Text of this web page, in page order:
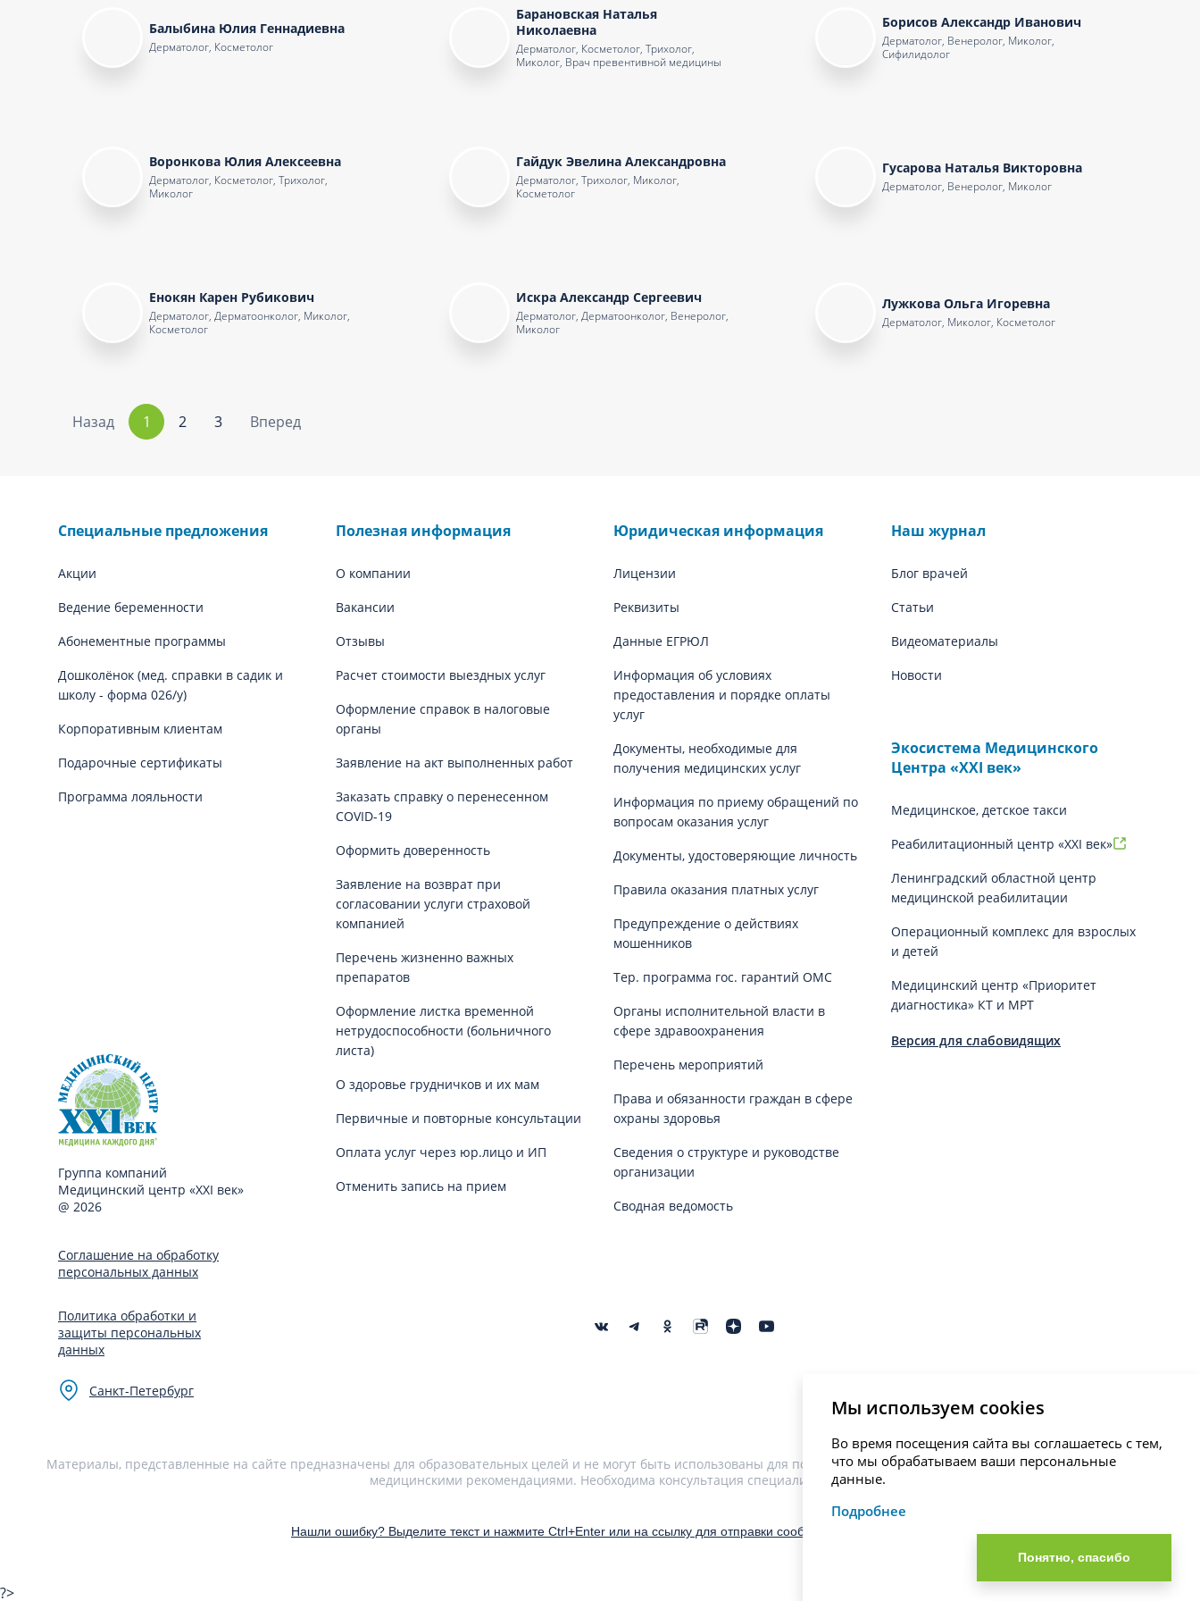
Балыбина Юлия Геннадиевна
Дерматолог, Косметолог
Барановская Наталья
Николаевна
Дерматолог, Косметолог, Трихолог,
Миколог, Врач превентивной медицины
Борисов Александр Иванович
Дерматолог, Венеролог, Миколог,
Сифилидолог
Воронкова Юлия Алексеевна
Дерматолог, Косметолог, Трихолог,
Миколог
Гайдук Эвелина Александровна
Дерматолог, Трихолог, Миколог,
Косметолог
Гусарова Наталья Викторовна
Дерматолог, Венеролог, Миколог
Енокян Карен Рубикович
Дерматолог, Дерматоонколог, Миколог,
Косметолог
Искра Александр Сергеевич
Дерматолог, Дерматоонколог, Венеролог,
Миколог
Лужкова Ольга Игоревна
Дерматолог, Миколог, Косметолог
Назад 1 2 3 Вперед
Специальные предложения
Акции
Ведение беременности
Абонементные программы
Дошколёнок (мед. справки в садик и
школу - форма 026/у)
Корпоративным клиентам
Подарочные сертификаты
Программа лояльности
Группа компаний
Медицинский центр «XXI век»
@ 2026
Полезная информация
О компании
Вакансии
Отзывы
Расчет стоимости выездных услуг
Оформление справок в налоговые
органы
Заявление на акт выполненных работ
Заказать справку о перенесенном
COVID-19
Оформить доверенность
Заявление на возврат при
согласовании услуги страховой
компанией
Перечень жизненно важных
препаратов
Оформление листка временной
нетрудоспособности (больничного
листа)
О здоровье грудничков и их мам
Первичные и повторные консультации
Оплата услуг через юр.лицо и ИП
Отменить запись на прием
Юридическая информация
Лицензии
Реквизиты
Данные ЕГРЮЛ
Информация об условиях
предоставления и порядке оплаты
услуг
Документы, необходимые для
получения медицинских услуг
Информация по приему обращений по
вопросам оказания услуг
Документы, удостоверяющие личность
Правила оказания платных услуг
Предупреждение о действиях
мошенников
Тер. программа гос. гарантий ОМС
Органы исполнительной власти в
сфере здравоохранения
Перечень мероприятий
Права и обязанности граждан в сфере
охраны здоровья
Сведения о структуре и руководстве
организации
Сводная ведомость
Наш журнал
Блог врачей
Статьи
Видеоматериалы
Новости
Экосистема Медицинского
Центра «‎XXI век»
Медицинское, детское такси
Реабилитационный центр «XXI век»
Ленинградский областной центр
медицинской реабилитации
Операционный комплекс для взрослых
и детей
Медицинский центр «Приоритет
диагностика» КТ и МРТ
Версия для слабовидящих
Соглашение на обработку
персональных данных
Политика обработки и
защиты персональных
данных
Санкт-Петербург
Материалы, представленные на сайте предназначены для образовательных целей и не могут быть использованы для постановки диагноза, назначения лечения и не являются
медицинскими рекомендациями. Необходима консультация специалиста.
Нашли ошибку? Выделите текст и нажмите Ctrl+Enter или на ссылку для отправки сообщения об ошибке
Мы используем cookies
Во время посещения сайта вы соглашаетесь с тем,
что мы обрабатываем ваши персональные
данные.
Подробнее
Понятно, спасибо
?>